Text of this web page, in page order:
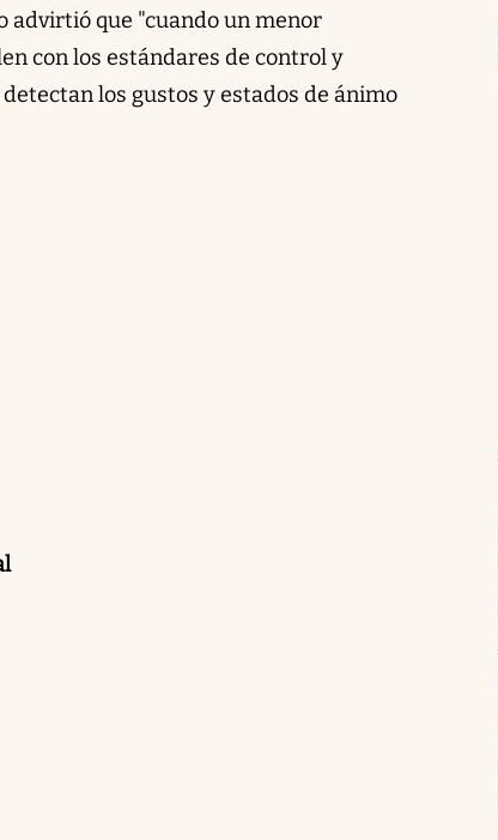
advirtió que "cuando un menor
con los estándares de control y
los gustos y estados de ánimo